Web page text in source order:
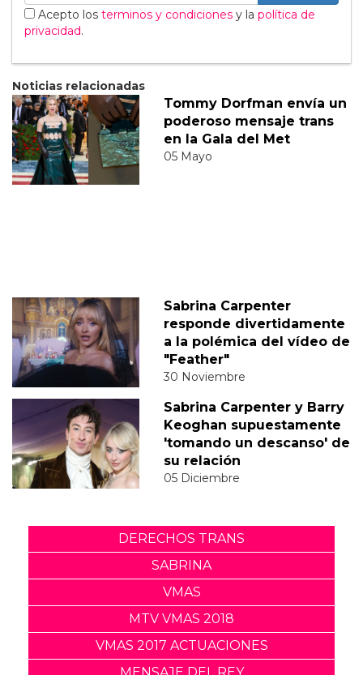
Acepto los terminos y condiciones y la política de
privacidad.
Noticias relacionadas
Tommy Dorfman envía un
poderoso mensaje trans
en la Gala del Met
05 Mayo
Sabrina Carpenter
responde divertidamente
a la polémica del vídeo de
"Feather"
30 Noviembre
Sabrina Carpenter y Barry
Keoghan supuestamente
'tomando un descanso' de
su relación
05 Diciembre
DERECHOS TRANS
SABRINA
VMAS
MTV VMAS 2018
VMAS 2017 ACTUACIONES